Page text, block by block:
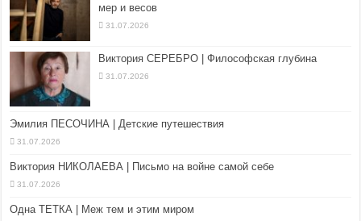
мер и весов
31.07.2026
Виктория СЕРЕБРО | Философская глубина
31.07.2026
Эмилия ПЕСОЧИНА | Детские путешествия
31.07.2026
Виктория НИКОЛАЕВА | Письмо на войне самой себе
31.07.2026
Одна ТЕТКА | Меж тем и этим миром